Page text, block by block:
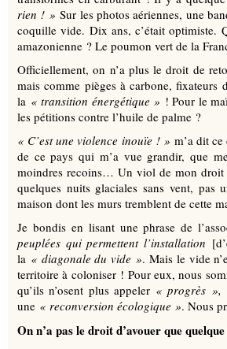
rien ! » Sur les photos aériennes, une
coquille vide. Dix ans, c’était optimiste.
amazonienne ? Le poumon vert de la
Officiellement, on n’a plus le droit de
mais comme pièges à carbone,
la « transition énergétique » ! Pour le
les pétitions contre l’huile de palme ?
« C’est une violence inouïe ! » m’a dit
de ce pays qui m’a vue grandir, que
moindres recoins… Un viol de mon droit
quelques nuits glaciales sans vent, pas
maison dont les murs tremblent de cette
Je bondis en lisant une phrase de
peuplées qui permettent l’installation
la « diagonale du vide ». Mais le vide
territoire à coloniser ! Pour eux, nous
qu’ils n’osent plus appeler « progrès »,
une « reconversion écologique ». Nous
On n’a pas le droit d’avouer que